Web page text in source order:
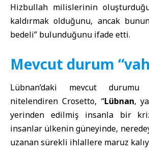
Hizbullah milislerinin
kaldırmak olduğunu, ancak
bedeli” bulunduğunu ifade etti.
Mevcut durum
Lübnan’daki mevcut durumu
nitelendiren Crosetto, “Lübnan,
yerinden edilmiş insanla bir
insanlar ülkenin güneyinde,
uzanan sürekli ihlallere maruz